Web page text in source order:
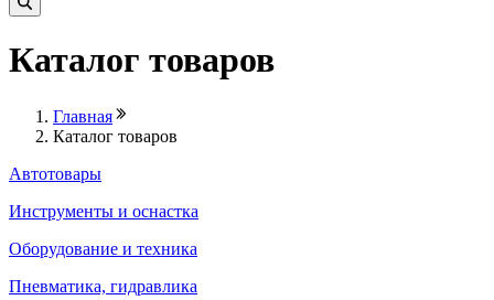
Каталог товаров
Главная
Каталог товаров
Автотовары
Инструменты и оснастка
Оборудование и техника
Пневматика, гидравлика